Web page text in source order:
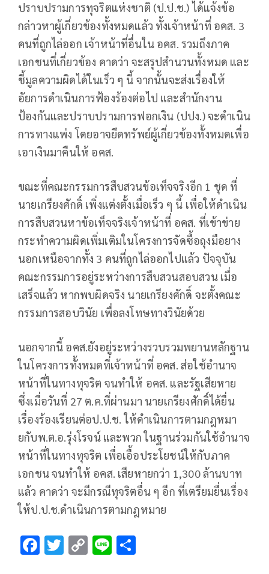
ปราบปรามการทุจริตแห่งชาติ (ป.ป.ช.) ได้แจ้งข้อ
กล่าวหาผู้เกี่ยวข้องทั้งหมดแล้ว ทั้งเจ้าหน้าที่ อคส. 3
คนที่ถูกไล่ออก เจ้าหน้าที่อื่นใน อคส. รวมถึงภาค
เอกชนที่เกี่ยวข้อง คาดว่า จะสรุปสำนวนทั้งหมด และ
ชี้มูลความผิดได้ในเร็ว ๆ นี้ จากนั้นจะส่งเรื่องให้
อัยการดำเนินการฟ้องร้องต่อไป และสำนักงาน
ป้องกันและปราบปรามการฟอกเงิน (ปปง.) จะดำเนิน
การทางแพ่ง โดยอาจยึดทรัพย์ผู้เกี่ยวข้องทั้งหมดเพื่อ
เอาเงินมาคืนให้ อคส.
ขณะที่คณะกรรมการสืบสวนข้อเท็จจริงอีก 1 ชุด ที่
นายเกรียงศักดิ์ เพิ่งแต่งตั้งเมื่อเร็ว ๆ นี้ เพื่อให้ดำเนิน
การสืบสวนหาข้อเท็จจริงเจ้าหน้าที่ อคส. ที่เข้าข่าย
กระทำความผิดเพิ่มเติมในโครงการจัดซื้อถุงมือยาง
นอกเหนือจากทั้ง 3 คนที่ถูกไล่ออกไปแล้ว ปัจจุบัน
คณะกรรมการอยู่ระหว่างการสืบสวนสอบสวน เมื่อ
เสร็จแล้ว หากพบผิดจริง นายเกรียงศักดิ์ จะตั้งคณะ
กรรมการสอบวินัย เพื่อลงโทษทางวินัยด้วย
นอกจากนี้ อคส.ยังอยู่ระหว่างรวบรวมพยานหลักฐาน
ในโครงการทั้งหมดที่เจ้าหน้าที่ อคส. ส่อใช้อำนาจ
หน้าที่ในทางทุจริต จนทำให้ อคส. และรัฐเสียหาย
ซึ่งเมื่อวันที่ 27 ต.ค.ที่ผ่านมา นายเกรียงศักดิ์ได้ยื่น
เรื่องร้องเรียนต่อป.ป.ช. ให้ดำเนินการตามกฎหมา
ยกับพ.ต.อ.รุ่งโรจน์ และพวก ในฐานร่วมกันใช้อำนาจ
หน้าที่ในทางทุจริต เพื่อเอื้อประโยชน์ให้กับภาค
เอกชน จนทำให้ อคส. เสียหายกว่า 1,300 ล้านบาท
แล้ว คาดว่า จะมีกรณีทุจริตอื่น ๆ อีก ที่เตรียมยื่นเรื่อง
ให้ป.ป.ช.ดำเนินการตามกฎหมาย
F T C Li